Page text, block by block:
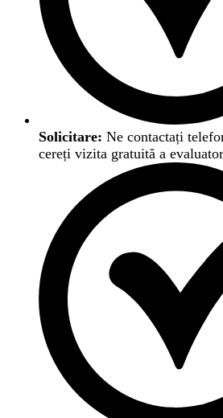
Solicitare: Ne contactați
cereți vizita gratuită a